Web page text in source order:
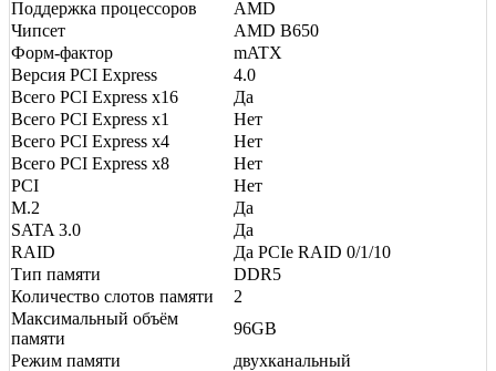
Поддержка процессоров
AMD
Чипсет
AMD B650
Форм-фактор
mATX
Версия PCI Express
4.0
Всего PCI Express x16
Да
Всего PCI Express x1
Нет
Всего PCI Express x4
Нет
Всего PCI Express x8
Нет
PCI
Нет
M.2
Да
SATA 3.0
Да
RAID
Да PCIe RAID 0/1/10
Тип памяти
DDR5
Количество слотов памяти
2
Максимальный объём
памяти
96GB
Режим памяти
двухканальный